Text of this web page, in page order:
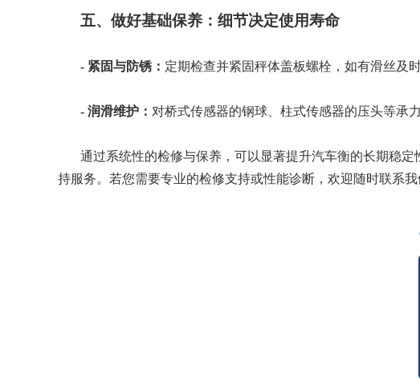
五、做好基础保养：细节决定使用寿命
- 紧固与防锈： 定期检查并紧固秤体盖板螺栓，如有滑丝及
- 润滑维护： 对桥式传感器的钢球、柱式传感器的压头等承
通过系统性的检修与保养，可以显著提升汽车衡的长期稳
持服务。若您需要专业的检修支持或性能诊断，欢迎随时联系